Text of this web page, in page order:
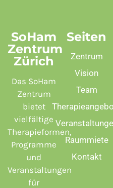
SoHam
Zentrum
Zürich
Das SoHam
Zentrum
bietet
vielfältige
Therapieformen,
Programme
und
Veranstaltungen
für
Seiten
Zentrum
Vision
Team
Raummiete
Kontakt